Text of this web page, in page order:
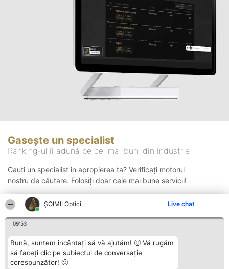
ȘOIMII Optici Live chat
09:53
Bună, suntem încântați să vă ajutăm! 🙂 Vă rugăm
să faceți clic pe subiectul de conversație
corespunzător! 🙂
Gasește un specialist
Ranking-ul îi adună pe cei mai buni din industrie
Cauți un specialist in apropierea ta? Verificați motorul
nostru de căutare. Folosiți doar cele mai bune servicii!